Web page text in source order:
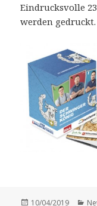
Eindrucksvolle
werden gedruckt.
Veröffentlicht
10/04/2019